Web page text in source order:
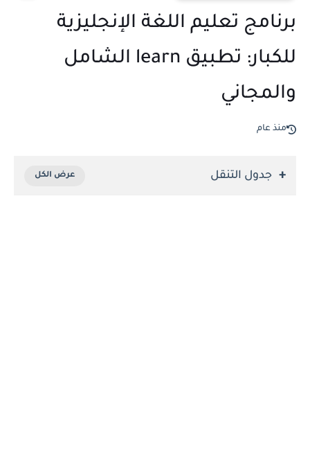
برنامج تعليم اللغة الإنجليزية
للكبار: تطبيق learn الشامل
والمجاني
منذ عام
جدول التنقل